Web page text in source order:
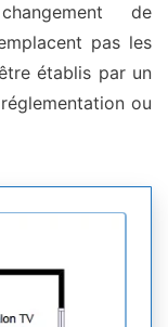
de
pas les
établis par un
ou